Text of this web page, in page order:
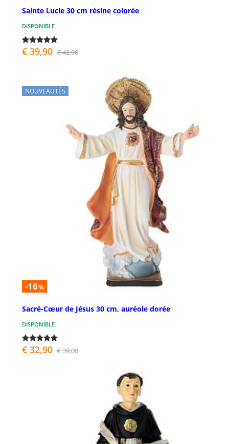
Sainte Lucie 30 cm résine colorée
DISPONIBLE
€ 39,90 € 42,90
NOUVEAUTÉS
-16%
Sacré-Cœur de Jésus 30 cm, auréole dorée
DISPONIBLE
€ 32,90 € 39,00